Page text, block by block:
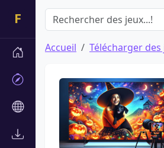
Accueil Télécharger des